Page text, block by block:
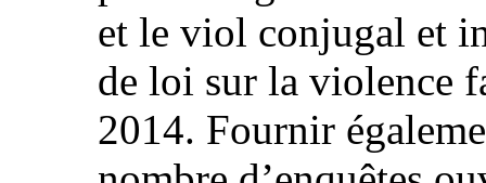
et le viol conjugal et
de loi sur la violence
2014. Fournir